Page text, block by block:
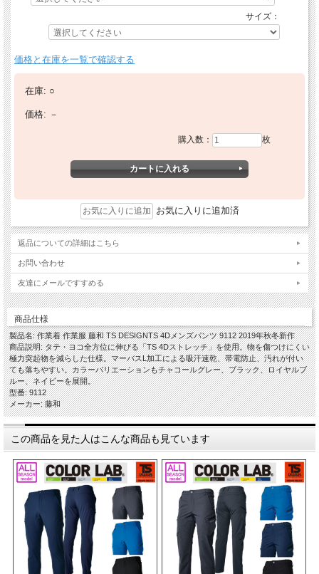
サイズ：
価格と在庫を一覧で確認する
在庫: ○
価格: －
購入数： 枚
お気に入りに追加済
返品についての詳細はこちら
お問い合わせ
友達にメールですすめる
商品仕様
製品名: 作業着 作業服 藤和 TS DESIGNTS 4Dメンズパンツ 9112 2019年秋冬新作
商品説明: タテ・ヨコ全方位に伸びる「TS 4Dストレッチ」を使用。物を傷つけにくい
極力突起物を減らした仕様。マーバスL加工による吸汗速乾、帯電防止、汚れが付い
ても落ちやすい。カラーバリエーションもチャコールグレー、ブラック、ロイヤルブ
ルー、ネイビーを展開。
型番: 9112
メーカー: 藤和
この商品を見た人はこんな商品も見ています